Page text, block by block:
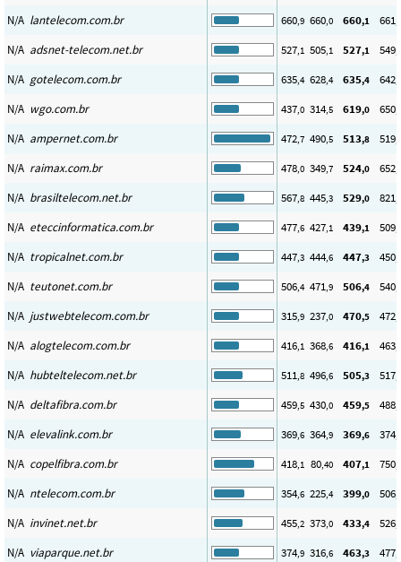
N/A lantelecom.com.br 660,9 660,0 660,1 661
N/A adsnet-telecom.net.br 527,1 505,1 527,1 549
N/A gotelecom.com.br 635,4 628,4 635,4 642
N/A wgo.com.br 437,0 314,5 619,0 650
N/A ampernet.com.br 472,7 490,5 513,8 519
N/A raimax.com.br 478,0 349,7 524,0 652
N/A brasiltelecom.net.br 567,8 445,3 529,0 821
N/A eteccinformatica.com.br 477,6 427,1 439,1 509
N/A tropicalnet.com.br 447,3 444,6 447,3 450
N/A teutonet.com.br 506,4 471,9 506,4 540
N/A justwebtelecom.com.br 315,9 237,0 470,5 472
N/A alogtelecom.com.br 416,1 368,6 416,1 463
N/A hubteltelecom.net.br 511,8 496,6 505,3 517
N/A deltafibra.com.br 459,5 430,0 459,5 488
N/A elevalink.com.br 369,6 364,9 369,6 374
N/A copelfibra.com.br 418,1 80,40 407,1 750
N/A ntelecom.com.br 354,6 225,4 399,0 506
N/A invinet.net.br 455,2 373,0 433,4 526
N/A viaparque.net.br 374,9 316,6 463,3 477